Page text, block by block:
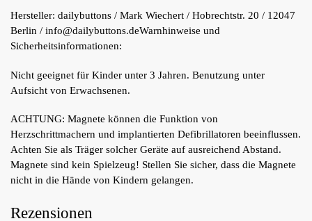
Hersteller: dailybuttons / Mark Wiechert / Hobrechtstr. 20 / 12047
Berlin / info@dailybuttons.deWarnhinweise und
Sicherheitsinformationen:
Nicht geeignet für Kinder unter 3 Jahren. Benutzung unter
Aufsicht von Erwachsenen.
ACHTUNG: Magnete können die Funktion von
Herzschrittmachern und implantierten Defibrillatoren beeinflussen.
Achten Sie als Träger solcher Geräte auf ausreichend Abstand.
Magnete sind kein Spielzeug! Stellen Sie sicher, dass die Magnete
nicht in die Hände von Kindern gelangen.
Rezensionen